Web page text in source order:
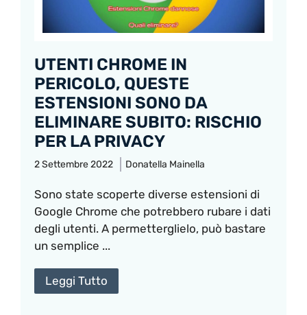
UTENTI CHROME IN
PERICOLO, QUESTE
ESTENSIONI SONO DA
ELIMINARE SUBITO: RISCHIO
PER LA PRIVACY
2 Settembre 2022 Donatella Mainella
Sono state scoperte diverse estensioni di
Google Chrome che potrebbero rubare i dati
degli utenti. A permetterglielo, può bastare
un semplice ...
Leggi Tutto